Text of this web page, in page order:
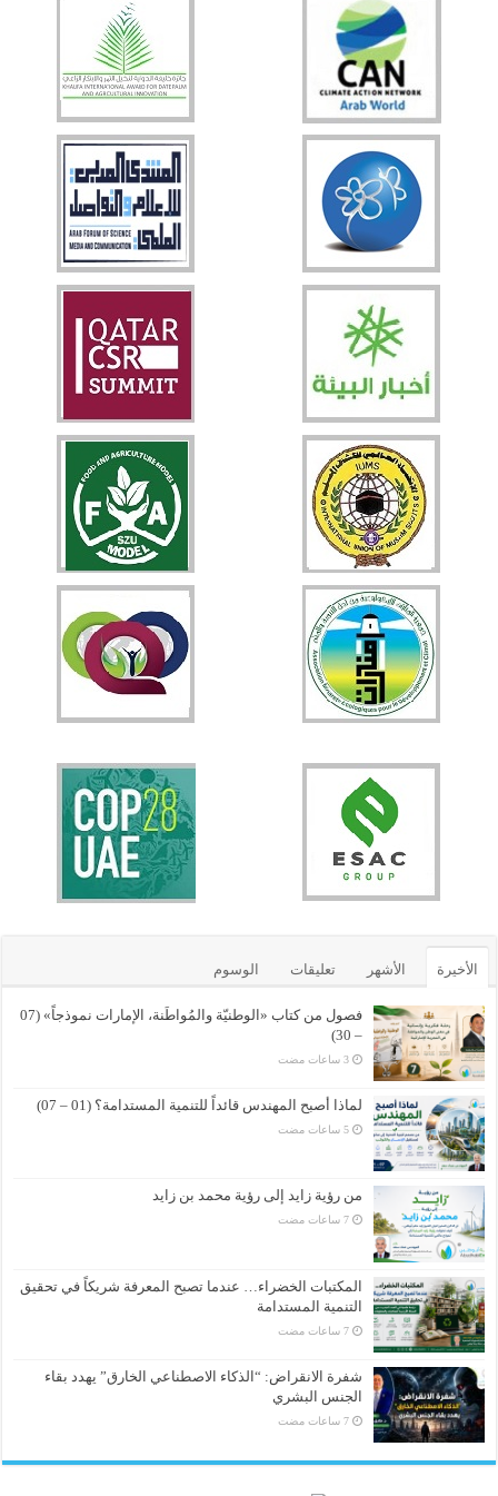
الأخيرة الأشهر تعليقات الوسوم
فصول من كتاب «الوطنيّة والمُواطَنة، الإمارات نموذجاً» (07
– 30)
لماذا أصبح المهندس قائداً للتنمية المستدامة؟ (01 – 07)
من رؤية زايد إلى رؤية محمد بن زايد
المكتبات الخضراء… عندما تصبح المعرفة شريكاً في تحقيق
التنمية المستدامة
شفرة الانقراض: “الذكاء الاصطناعي الخارق” يهدد بقاء
الجنس البشري